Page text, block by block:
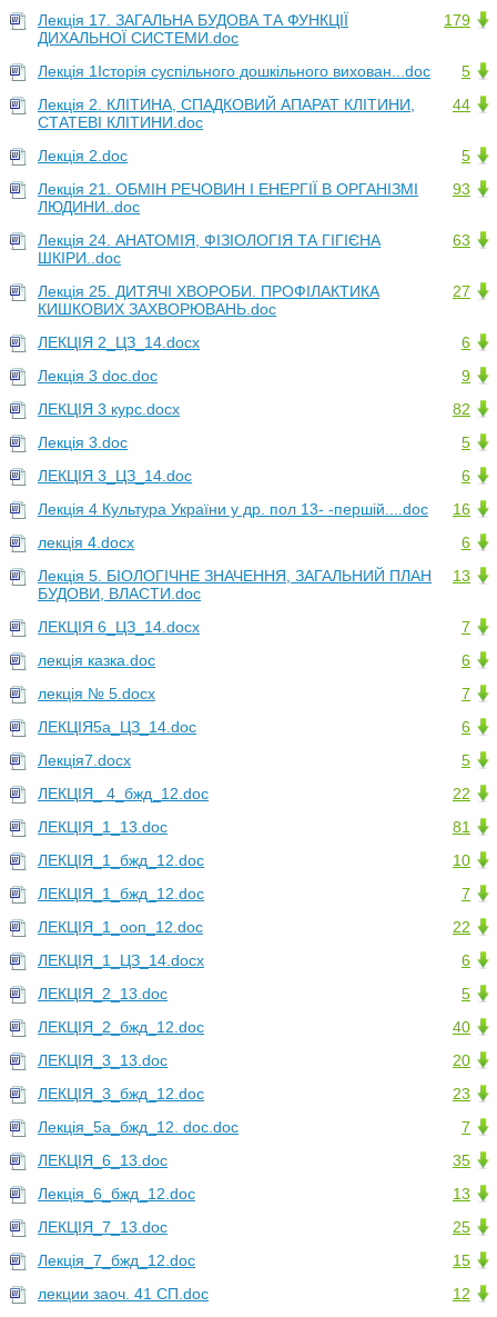
179
Лекція 17. ЗАГАЛЬНА БУДОВА ТА ФУНКЦІЇ
ДИХАЛЬНОЇ СИСТЕМИ.doc
5
Лекція 1Історія суспільного дошкільного вихован...doc
44
Лекція 2. КЛІТИНА, СПАДКОВИЙ АПАРАТ КЛІТИНИ,
СТАТЕВІ КЛІТИНИ.doc
5
Лекція 2.doc
93
Лекція 21. ОБМІН РЕЧОВИН І ЕНЕРГІЇ В ОРГАНІЗМІ
ЛЮДИНИ..doc
63
Лекція 24. АНАТОМІЯ, ФІЗІОЛОГІЯ ТА ГІГІЄНА
ШКІРИ..doc
27
Лекція 25. ДИТЯЧІ ХВОРОБИ. ПРОФІЛАКТИКА
КИШКОВИХ ЗАХВОРЮВАНЬ.doc
6
ЛЕКЦІЯ 2_ЦЗ_14.docx
9
Лекція 3 doc.doc
82
ЛЕКЦІЯ 3 курс.docx
5
Лекція 3.doc
6
ЛЕКЦІЯ 3_ЦЗ_14.doc
16
Лекція 4 Культура України у др. пол 13- -першій....doc
6
лекція 4.docx
13
Лекція 5. БІОЛОГІЧНЕ ЗНАЧЕННЯ, ЗАГАЛЬНИЙ ПЛАН
БУДОВИ, ВЛАСТИ.doc
7
ЛЕКЦІЯ 6_ЦЗ_14.docx
6
лекція казка.doc
7
лекція № 5.docx
6
ЛЕКЦІЯ5а_ЦЗ_14.doc
5
Лекція7.docx
22
ЛЕКЦІЯ_ 4_бжд_12.doc
81
ЛЕКЦІЯ_1_13.doc
10
ЛЕКЦІЯ_1_бжд_12.doc
7
ЛЕКЦІЯ_1_бжд_12.doc
22
ЛЕКЦІЯ_1_ооп_12.doc
6
ЛЕКЦІЯ_1_ЦЗ_14.docx
5
ЛЕКЦІЯ_2_13.doc
40
ЛЕКЦІЯ_2_бжд_12.doc
20
ЛЕКЦІЯ_3_13.doc
23
ЛЕКЦІЯ_3_бжд_12.doc
7
Лекція_5а_бжд_12. doc.doc
35
ЛЕКЦІЯ_6_13.doc
13
Лекція_6_бжд_12.doc
25
ЛЕКЦІЯ_7_13.doc
15
Лекція_7_бжд_12.doc
12
лекции заоч. 41 СП.doc